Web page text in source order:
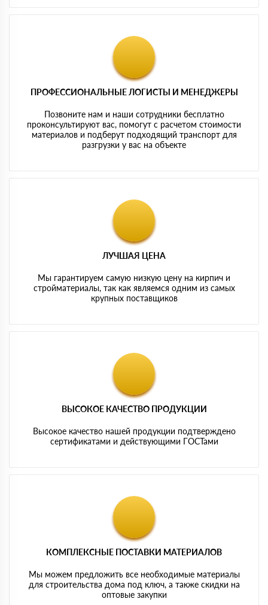
ПРОФЕССИОНАЛЬНЫЕ ЛОГИСТЫ И МЕНЕДЖЕРЫ
Позвоните нам и наши сотрудники бесплатно
проконсультируют вас, помогут с расчетом стоимости
материалов и подберут подходящий транспорт для
разгрузки у вас на объекте
ЛУЧШАЯ ЦЕНА
Мы гарантируем самую низкую цену на кирпич и
стройматериалы, так как являемся одним из самых
крупных поставщиков
ВЫСОКОЕ КАЧЕСТВО ПРОДУКЦИИ
Высокое качество нашей продукции подтверждено
сертификатами и действующими ГОСТами
КОМПЛЕКСНЫЕ ПОСТАВКИ МАТЕРИАЛОВ
Мы можем предложить все необходимые материалы
для строительства дома под ключ, а также скидки на
оптовые закупки